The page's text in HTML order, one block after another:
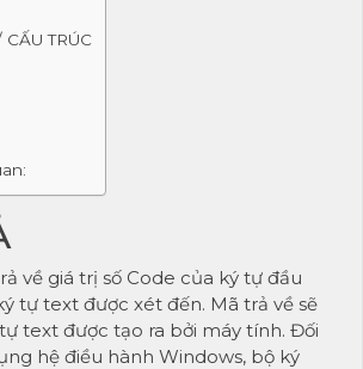
TRÚC
về giá trị số Code của ký tự đầu
tự text được xét đến. Mã trả về sẽ
text được tạo ra bởi máy tính. Đối
hệ điều hành Windows, bộ ký